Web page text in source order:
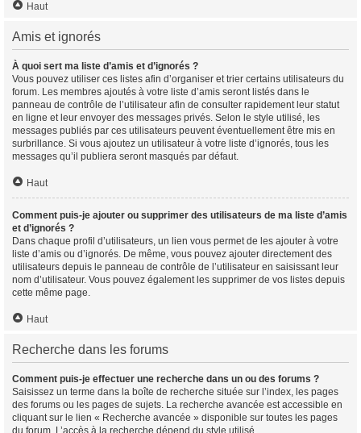
Haut
Amis et ignorés
À quoi sert ma liste d’amis et d’ignorés ?
Vous pouvez utiliser ces listes afin d’organiser et trier certains utilisateurs du
forum. Les membres ajoutés à votre liste d’amis seront listés dans le
panneau de contrôle de l’utilisateur afin de consulter rapidement leur statut
en ligne et leur envoyer des messages privés. Selon le style utilisé, les
messages publiés par ces utilisateurs peuvent éventuellement être mis en
surbrillance. Si vous ajoutez un utilisateur à votre liste d’ignorés, tous les
messages qu’il publiera seront masqués par défaut.
Haut
Comment puis-je ajouter ou supprimer des utilisateurs de ma liste d’amis
et d’ignorés ?
Dans chaque profil d’utilisateurs, un lien vous permet de les ajouter à votre
liste d’amis ou d’ignorés. De même, vous pouvez ajouter directement des
utilisateurs depuis le panneau de contrôle de l’utilisateur en saisissant leur
nom d’utilisateur. Vous pouvez également les supprimer de vos listes depuis
cette même page.
Haut
Recherche dans les forums
Comment puis-je effectuer une recherche dans un ou des forums ?
Saisissez un terme dans la boîte de recherche située sur l’index, les pages
des forums ou les pages de sujets. La recherche avancée est accessible en
cliquant sur le lien « Recherche avancée » disponible sur toutes les pages
du forum. L’accès à la recherche dépend du style utilisé.